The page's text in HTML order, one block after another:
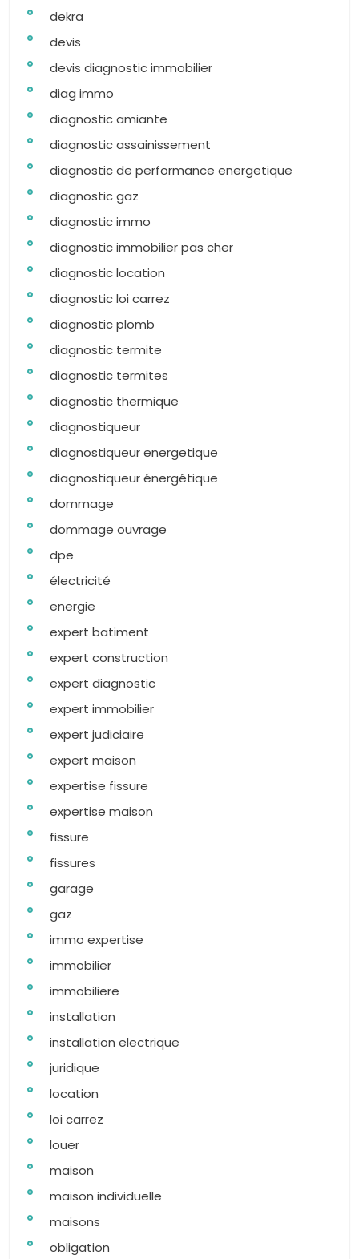
dekra
devis
devis diagnostic immobilier
diag immo
diagnostic amiante
diagnostic assainissement
diagnostic de performance energetique
diagnostic gaz
diagnostic immo
diagnostic immobilier pas cher
diagnostic location
diagnostic loi carrez
diagnostic plomb
diagnostic termite
diagnostic termites
diagnostic thermique
diagnostiqueur
diagnostiqueur energetique
diagnostiqueur énergétique
dommage
dommage ouvrage
dpe
électricité
energie
expert batiment
expert construction
expert diagnostic
expert immobilier
expert judiciaire
expert maison
expertise fissure
expertise maison
fissure
fissures
garage
gaz
immo expertise
immobilier
immobiliere
installation
installation electrique
juridique
location
loi carrez
louer
maison
maison individuelle
maisons
obligation